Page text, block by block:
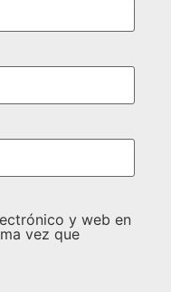
y web en
vez que